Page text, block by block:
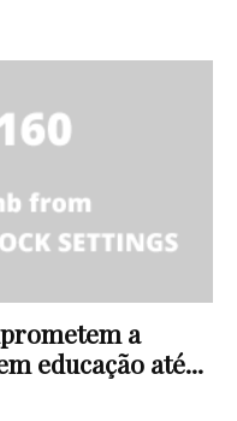
a
educação até...